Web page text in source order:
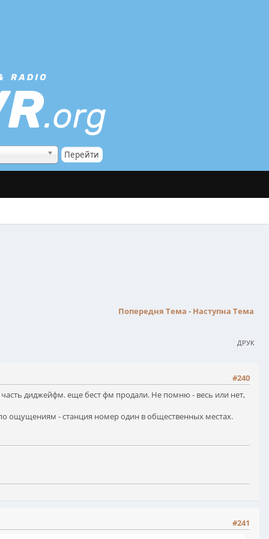
Попередня Тема - Наступна Тема
ДРУК
#240
часть диджейфм. еще бест фм продали. Не помню - весь или нет,
ощущениям - станция номер один в общественных местах.
#241